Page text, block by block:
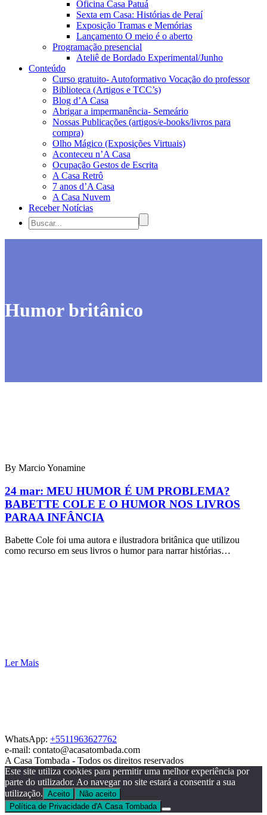
Oficina Casa Patuá
Sexta em Casa: Histórias de Peraí
Exposição Tramas e Memórias
Lançamento O meio é o aberto
Programação presencial
Ateliê de Bordado Experimental/Junho
Conteúdo
Curso gratuito- Autoformativo Vocação do professor
Biblioteca (Artigos e TCC’s)
Blog d’A Casa
Abrigar a impermanência- Semeário
Nossas Publicações (artigos/e-books/livros para
compra)
Olho Mágico (Exposições Virtuais)
Aconteceu n’A Casa
Ocupação Gestos de Escrita
A Casa Retrô
7 anos d’A Casa
A Casa Nuvem
Receber Notícias
Humor britânico
By Marcio Yonamine
24 mar: MEU HUMOR É UM PROBLEMA?
BABETTE COLE E O HUMOR NOS LIVROS
PARAA INFÂNCIA
Babette Cole foi uma autora e ilustradora britânica que utilizou
como recurso em seus livros o humor para narrar histórias…
Ler Mais
WhatsApp: +5511963627762
e-mail: contato@acasatombada.com
A Casa Tombada - Todos os direitos reservados
Este site utiliza cookies para permitir uma melhor experiência por
parte do utilizador. Ao navegar no site estará a consentir a sua
utilização. Aceito
Não aceito
Política de Privacidade d'A Casa Tombada